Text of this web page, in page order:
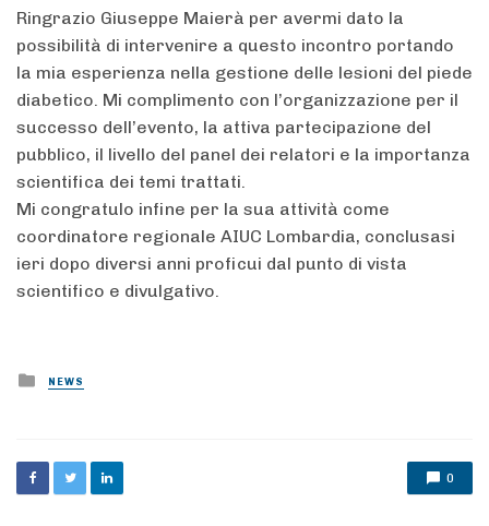
Ringrazio Giuseppe Maierà per avermi dato la
possibilità di intervenire a questo incontro portando
la mia esperienza nella gestione delle lesioni del piede
diabetico. Mi complimento con l’organizzazione per il
successo dell’evento, la attiva partecipazione del
pubblico, il livello del panel dei relatori e la importanza
scientifica dei temi trattati.
Mi congratulo infine per la sua attività come
coordinatore regionale AIUC Lombardia, conclusasi
ieri dopo diversi anni proficui dal punto di vista
scientifico e divulgativo.
Posted
in
NEWS
0